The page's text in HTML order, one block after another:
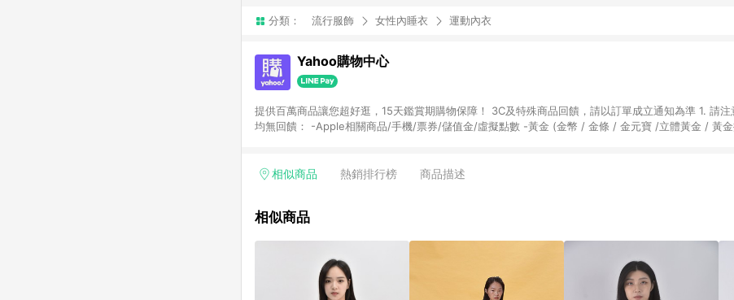
分類： 流行服飾 女性內睡衣 運動內衣
Yahoo購物中心
提供百萬商品讓您超好逛，15天鑑賞期購物保障！ 3C及特殊商品回饋，請以訂單成立通知為準 1. 請注意以下品類商品
均無回饋： -Apple相關商品/手機/票券/儲值金/虛擬點數 -黃金 (金幣 / 金條 / 金元寶 /立體黃金 / 黃
Yahoo超贈點回饋者 - 購物中心商店之商品：商品賣場中有標示「商店」及顯示商店名稱者(指定活動
相似商品 熱銷排行榜 商品描述
相似商品